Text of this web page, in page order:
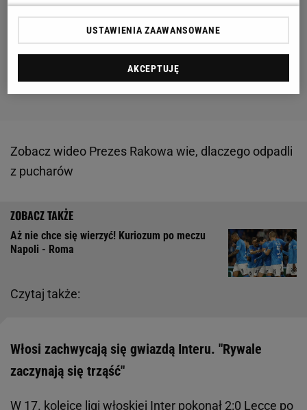
Zobacz wideo Prezes Rakowa wie, dlaczego odpadli
z pucharów
Czytaj także:
Aż nie chce się wierzyć! Kuriozum po meczu
Napoli - Roma
Włosi zachwycają się gwiazdą Interu. "Rywale
zaczynają się trząść"
W 17. kolejce ligi włoskiej Inter pokonał 2:0 Lecce po
USTAWIENIA ZAAWANSOWANE
AKCEPTUJĘ